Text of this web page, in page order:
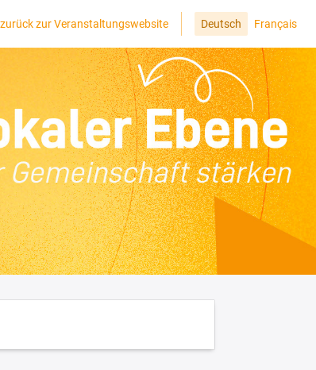
zurück zur Veranstaltungswebsite Deutsch Français